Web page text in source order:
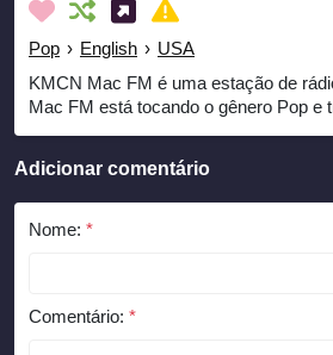
Pop › English › USA
KMCN Mac FM é uma estação de
Mac FM está tocando o gênero Pop e
Adicionar comentário
Nome: *
Comentário: *